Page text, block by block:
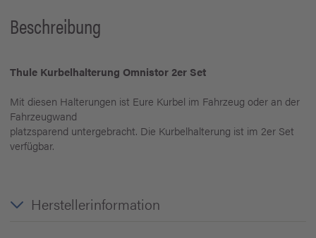
Beschreibung
Thule Kurbelhalterung Omnistor 2er Set
Mit diesen Halterungen ist Eure Kurbel im Fahrzeug oder an der
Fahrzeugwand
platzsparend untergebracht. Die Kurbelhalterung ist im 2er Set
verfügbar.
Herstellerinformation